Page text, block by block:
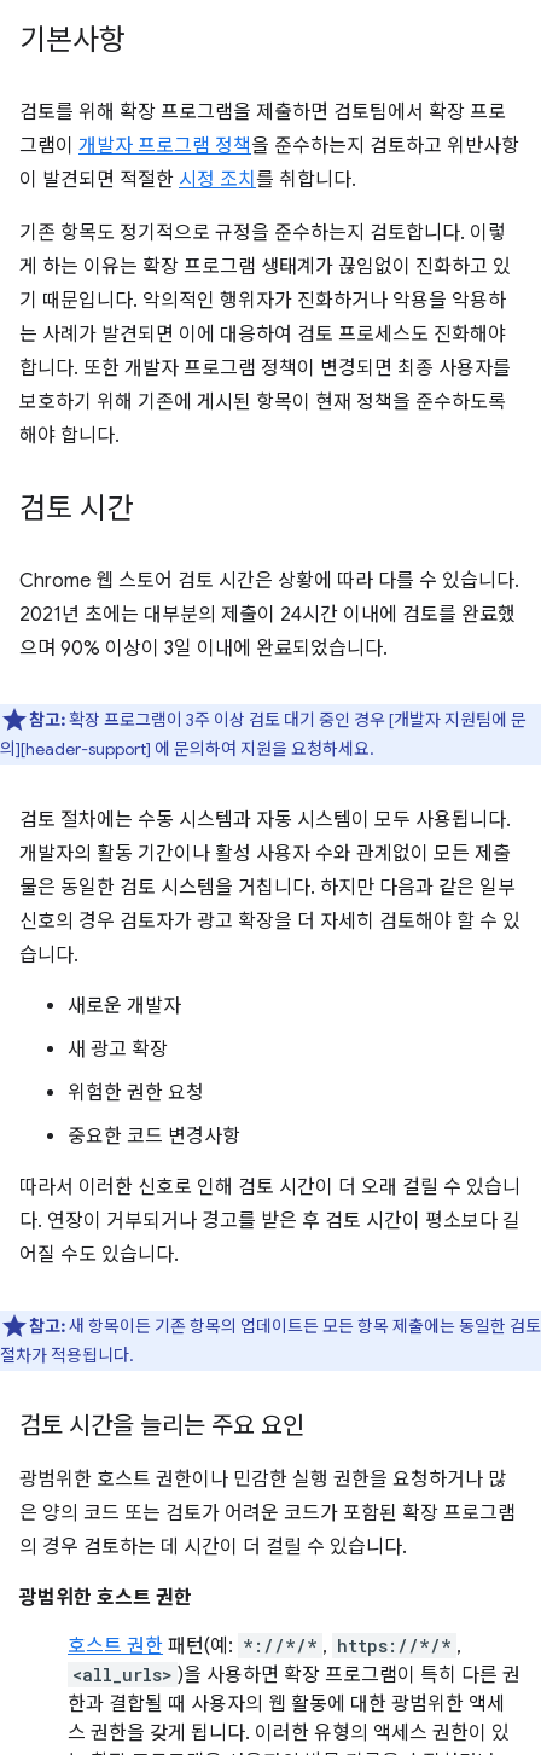
기본사항
검토를 위해 확장 프로그램을 제출하면 검토팀에서 확장 프로
그램이 개발자 프로그램 정책을 준수하는지 검토하고 위반사항
이 발견되면 적절한 시정 조치 를 취합니다.
기존 항목도 정기적으로 규정을 준수하는지 검토합니다. 이렇
게 하는 이유는 확장 프로그램 생태계가 끊임없이 진화하고 있
기 때문입니다. 악의적인 행위자가 진화하거나 악용을 악용하
는 사례가 발견되면 이에 대응하여 검토 프로세스도 진화해야
합니다. 또한 개발자 프로그램 정책이 변경되면 최종 사용자를
보호하기 위해 기존에 게시된 항목이 현재 정책을 준수하도록
해야 합니다.
검토 시간
Chrome 웹 스토어 검토 시간은 상황에 따라 다를 수 있습니다.
2021년 초에는 대부분의 제출이 24시간 이내에 검토를 완료했
으며 90% 이상이 3일 이내에 완료되었습니다.
참고:확장 프로그램이 3주 이상 검토 대기 중인 경우 [개발자 지원팀에 문
의][header-support] 에 문의하여 지원을 요청하세요.
검토 절차에는 수동 시스템과 자동 시스템이 모두 사용됩니다.
개발자의 활동 기간이나 활성 사용자 수와 관계없이 모든 제출
물은 동일한 검토 시스템을 거칩니다. 하지만 다음과 같은 일부
신호의 경우 검토자가 광고 확장을 더 자세히 검토해야 할 수 있
습니다.
새로운 개발자
새 광고 확장
위험한 권한 요청
중요한 코드 변경사항
따라서 이러한 신호로 인해 검토 시간이 더 오래 걸릴 수 있습니
다. 연장이 거부되거나 경고를 받은 후 검토 시간이 평소보다 길
어질 수도 있습니다.
참고:새 항목이든 기존 항목의 업데이트든 모든 항목 제출에는 동일한 검토
절차가 적용됩니다.
검토 시간을 늘리는 주요 요인
광범위한 호스트 권한이나 민감한 실행 권한을 요청하거나 많
은 양의 코드 또는 검토가 어려운 코드가 포함된 확장 프로그램
의 경우 검토하는 데 시간이 더 걸릴 수 있습니다.
광범위한 호스트 권한
호스트 권한 패턴(예: *://*/* , https://*/* ,
<all_urls> )을 사용하면 확장 프로그램이 특히 다른 권
한과 결합될 때 사용자의 웹 활동에 대한 광범위한 액세
스 권한을 갖게 됩니다. 이러한 유형의 액세스 권한이 있